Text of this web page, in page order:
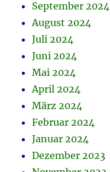
September 2024
August 2024
Juli 2024
Juni 2024
Mai 2024
April 2024
März 2024
Februar 2024
Januar 2024
Dezember 2023